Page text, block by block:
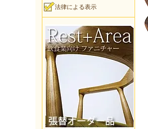
法律による表示